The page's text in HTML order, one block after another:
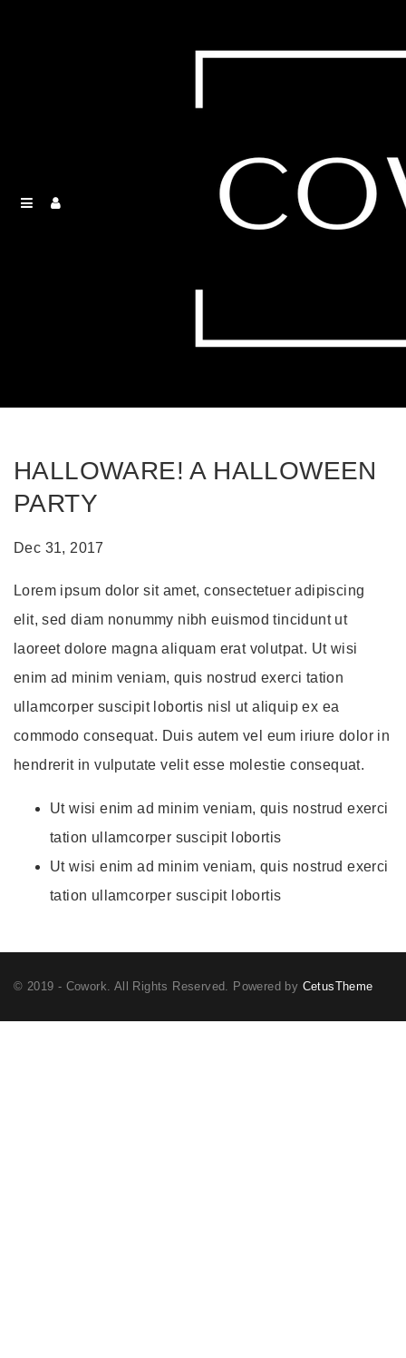
HALLOWARE! A
HALLOWEEN
PARTY
HALLOWARE! A HALLOWEEN
PARTY
Dec 31, 2017
Lorem ipsum dolor sit amet, consectetuer adipiscing
elit, sed diam nonummy nibh euismod tincidunt ut
laoreet dolore magna aliquam erat volutpat. Ut wisi
enim ad minim veniam, quis nostrud exerci tation
ullamcorper suscipit lobortis nisl ut aliquip ex ea
commodo consequat. Duis autem vel eum iriure dolor in
hendrerit in vulputate velit esse molestie consequat.
Ut wisi enim ad minim veniam, quis nostrud exerci
tation ullamcorper suscipit lobortis
Ut wisi enim ad minim veniam, quis nostrud exerci
tation ullamcorper suscipit lobortis
© 2019 - Cowork. All Rights Reserved. Powered by CetusTheme